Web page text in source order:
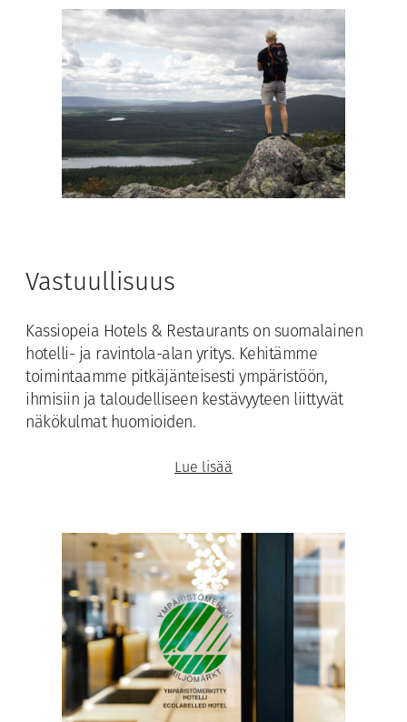
Vastuullisuus
Kassiopeia Hotels & Restaurants on suomalainen
hotelli- ja ravintola-alan yritys. Kehitämme
toimintaamme pitkäjänteisesti ympäristöön,
ihmisiin ja taloudelliseen kestävyyteen liittyvät
näkökulmat huomioiden.
Lue lisää